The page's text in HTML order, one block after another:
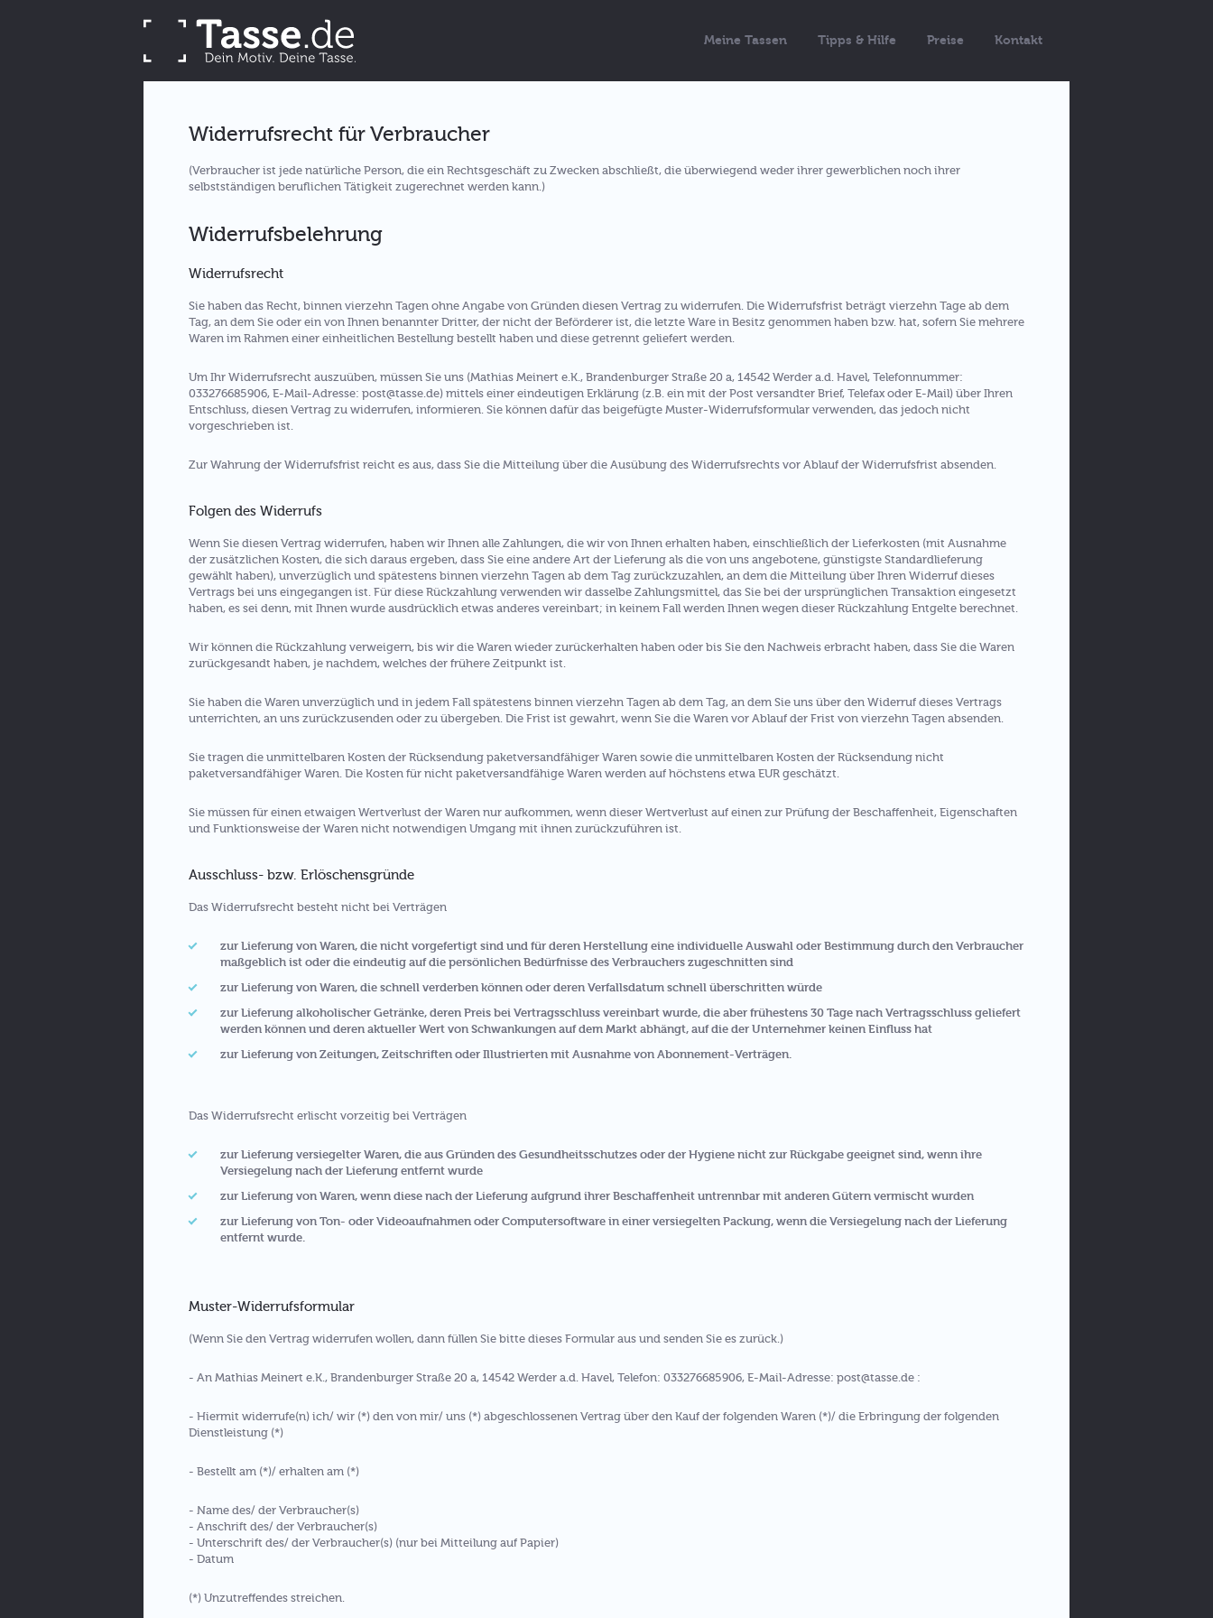
Meine Tassen Tipps & Hilfe Preise Kontakt
Widerrufsrecht für Verbraucher
(Verbraucher ist jede natürliche Person, die ein Rechtsgeschäft zu Zwecken abschließt, die überwiegend weder ihrer gewerblichen noch ihrer
selbstständigen beruflichen Tätigkeit zugerechnet werden kann.)
Widerrufsbelehrung
Widerrufsrecht
Sie haben das Recht, binnen vierzehn Tagen ohne Angabe von Gründen diesen Vertrag zu widerrufen. Die Widerrufsfrist beträgt vierzehn Tage ab dem
Tag, an dem Sie oder ein von Ihnen benannter Dritter, der nicht der Beförderer ist, die letzte Ware in Besitz genommen haben bzw. hat, sofern Sie mehrere
Waren im Rahmen einer einheitlichen Bestellung bestellt haben und diese getrennt geliefert werden.
Um Ihr Widerrufsrecht auszuüben, müssen Sie uns (Mathias Meinert e.K., Brandenburger Straße 20 a, 14542 Werder a.d. Havel, Telefonnummer:
033276685906, E-Mail-Adresse: post@tasse.de) mittels einer eindeutigen Erklärung (z.B. ein mit der Post versandter Brief, Telefax oder E-Mail) über Ihren
Entschluss, diesen Vertrag zu widerrufen, informieren. Sie können dafür das beigefügte Muster-Widerrufsformular verwenden, das jedoch nicht
vorgeschrieben ist.
Zur Wahrung der Widerrufsfrist reicht es aus, dass Sie die Mitteilung über die Ausübung des Widerrufsrechts vor Ablauf der Widerrufsfrist absenden.
Folgen des Widerrufs
Wenn Sie diesen Vertrag widerrufen, haben wir Ihnen alle Zahlungen, die wir von Ihnen erhalten haben, einschließlich der Lieferkosten (mit Ausnahme
der zusätzlichen Kosten, die sich daraus ergeben, dass Sie eine andere Art der Lieferung als die von uns angebotene, günstigste Standardlieferung
gewählt haben), unverzüglich und spätestens binnen vierzehn Tagen ab dem Tag zurückzuzahlen, an dem die Mitteilung über Ihren Widerruf dieses
Vertrags bei uns eingegangen ist. Für diese Rückzahlung verwenden wir dasselbe Zahlungsmittel, das Sie bei der ursprünglichen Transaktion eingesetzt
haben, es sei denn, mit Ihnen wurde ausdrücklich etwas anderes vereinbart; in keinem Fall werden Ihnen wegen dieser Rückzahlung Entgelte berechnet.
Wir können die Rückzahlung verweigern, bis wir die Waren wieder zurückerhalten haben oder bis Sie den Nachweis erbracht haben, dass Sie die Waren
zurückgesandt haben, je nachdem, welches der frühere Zeitpunkt ist.
Sie haben die Waren unverzüglich und in jedem Fall spätestens binnen vierzehn Tagen ab dem Tag, an dem Sie uns über den Widerruf dieses Vertrags
unterrichten, an uns zurückzusenden oder zu übergeben. Die Frist ist gewahrt, wenn Sie die Waren vor Ablauf der Frist von vierzehn Tagen absenden.
Sie tragen die unmittelbaren Kosten der Rücksendung paketversandfähiger Waren sowie die unmittelbaren Kosten der Rücksendung nicht
paketversandfähiger Waren. Die Kosten für nicht paketversandfähige Waren werden auf höchstens etwa EUR geschätzt.
Sie müssen für einen etwaigen Wertverlust der Waren nur aufkommen, wenn dieser Wertverlust auf einen zur Prüfung der Beschaffenheit, Eigenschaften
und Funktionsweise der Waren nicht notwendigen Umgang mit ihnen zurückzuführen ist.
Ausschluss- bzw. Erlöschensgründe
Das Widerrufsrecht besteht nicht bei Verträgen
zur Lieferung von Waren, die nicht vorgefertigt sind und für deren Herstellung eine individuelle Auswahl oder Bestimmung durch den Verbraucher
maßgeblich ist oder die eindeutig auf die persönlichen Bedürfnisse des Verbrauchers zugeschnitten sind
zur Lieferung von Waren, die schnell verderben können oder deren Verfallsdatum schnell überschritten würde
zur Lieferung alkoholischer Getränke, deren Preis bei Vertragsschluss vereinbart wurde, die aber frühestens 30 Tage nach Vertragsschluss geliefert
werden können und deren aktueller Wert von Schwankungen auf dem Markt abhängt, auf die der Unternehmer keinen Einfluss hat
zur Lieferung von Zeitungen, Zeitschriften oder Illustrierten mit Ausnahme von Abonnement-Verträgen.
Das Widerrufsrecht erlischt vorzeitig bei Verträgen
zur Lieferung versiegelter Waren, die aus Gründen des Gesundheitsschutzes oder der Hygiene nicht zur Rückgabe geeignet sind, wenn ihre
Versiegelung nach der Lieferung entfernt wurde
zur Lieferung von Waren, wenn diese nach der Lieferung aufgrund ihrer Beschaffenheit untrennbar mit anderen Gütern vermischt wurden
zur Lieferung von Ton- oder Videoaufnahmen oder Computersoftware in einer versiegelten Packung, wenn die Versiegelung nach der Lieferung
entfernt wurde.
Muster-Widerrufsformular
(Wenn Sie den Vertrag widerrufen wollen, dann füllen Sie bitte dieses Formular aus und senden Sie es zurück.)
- An Mathias Meinert e.K., Brandenburger Straße 20 a, 14542 Werder a.d. Havel, Telefon: 033276685906, E-Mail-Adresse: post@tasse.de :
- Hiermit widerrufe(n) ich/ wir (*) den von mir/ uns (*) abgeschlossenen Vertrag über den Kauf der folgenden Waren (*)/ die Erbringung der folgenden
Dienstleistung (*)
- Bestellt am (*)/ erhalten am (*)
- Name des/ der Verbraucher(s)
- Anschrift des/ der Verbraucher(s)
- Unterschrift des/ der Verbraucher(s) (nur bei Mitteilung auf Papier)
- Datum
(*) Unzutreffendes streichen.